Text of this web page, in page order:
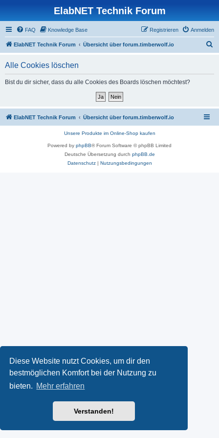
Diese Website nutzt Cookies, um dir den
bestmöglichen Komfort bei der Nutzung zu
bieten. Mehr erfahren
Verstanden!
ElabNET Technik Forum
FAQ Knowledge Base Anmelden
Registrieren
ElabNET Technik Forum Übersicht über forum.timberwolf.io
Alle Cookies löschen
Bist du dir sicher, dass du alle Cookies des Boards löschen möchtest?
ElabNET Technik Forum Übersicht über forum.timberwolf.io
Unsere Produkte im Online-Shop kaufen
Powered by phpBB® Forum Software © phpBB Limited
Deutsche Übersetzung durch phpBB.de
Datenschutz| Nutzungsbedingungen